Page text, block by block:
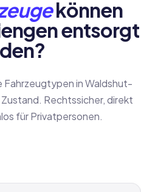
können
entsorgt
Fahrzeugtypen in Waldshut-
Rechtssicher, direkt
für Privatpersonen.